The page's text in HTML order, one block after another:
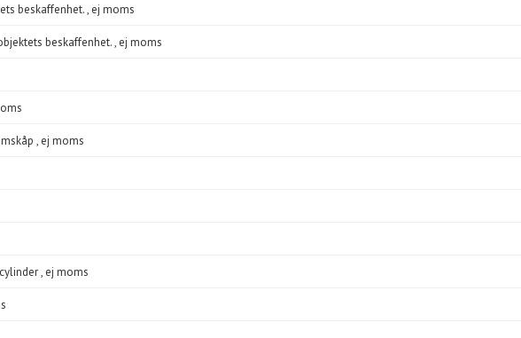
beskaffenhet. , ej moms
beskaffenhet. , ej moms
, ej moms
, ej moms